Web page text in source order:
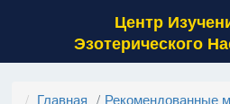
Центр
Эзотерического
Главная
Рекомендованные